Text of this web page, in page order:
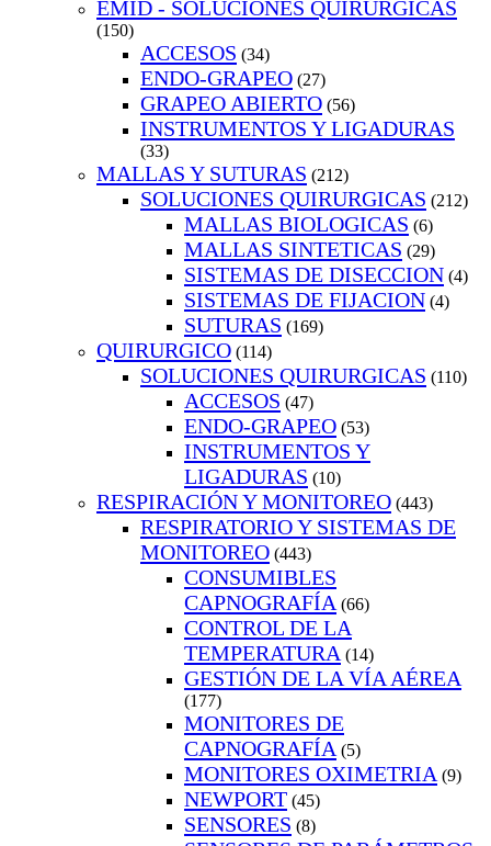
EMID - SOLUCIONES QUIRÚRGICAS
(150)
ACCESOS (34)
ENDO-GRAPEO (27)
GRAPEO ABIERTO (56)
INSTRUMENTOS Y LIGADURAS
(33)
MALLAS Y SUTURAS (212)
SOLUCIONES QUIRURGICAS (212)
MALLAS BIOLOGICAS (6)
MALLAS SINTETICAS (29)
SISTEMAS DE DISECCION (4)
SISTEMAS DE FIJACION (4)
SUTURAS (169)
QUIRURGICO (114)
SOLUCIONES QUIRURGICAS (110)
ACCESOS (47)
ENDO-GRAPEO (53)
INSTRUMENTOS Y
LIGADURAS (10)
RESPIRACIÓN Y MONITOREO (443)
RESPIRATORIO Y SISTEMAS DE
MONITOREO (443)
CONSUMIBLES
CAPNOGRAFÍA (66)
CONTROL DE LA
TEMPERATURA (14)
GESTIÓN DE LA VÍA AÉREA
(177)
MONITORES DE
CAPNOGRAFÍA (5)
MONITORES OXIMETRIA (9)
NEWPORT (45)
SENSORES (8)